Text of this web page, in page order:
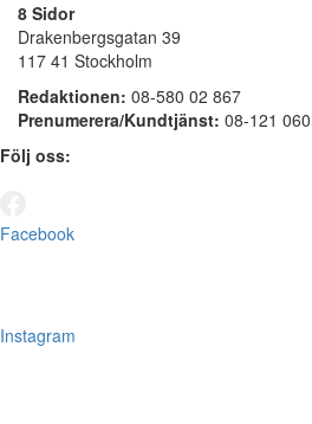
8 Sidor
Drakenbergsgatan 39
117 41 Stockholm
Redaktionen: 08-580 02 867
Prenumerera/Kundtjänst: 08-121
Följ oss:
Facebook
Instagram